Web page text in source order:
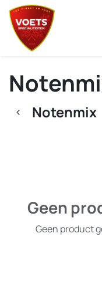
Overslaan naar inhoud
Notenmix
Geen
Geen product